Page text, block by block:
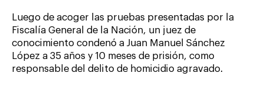
Luego de acoger las pruebas presentadas por la
Fiscalía General de la Nación, un juez de
conocimiento condenó a Juan Manuel Sánchez
López a 35 años y 10 meses de prisión, como
responsable del delito de homicidio agravado.